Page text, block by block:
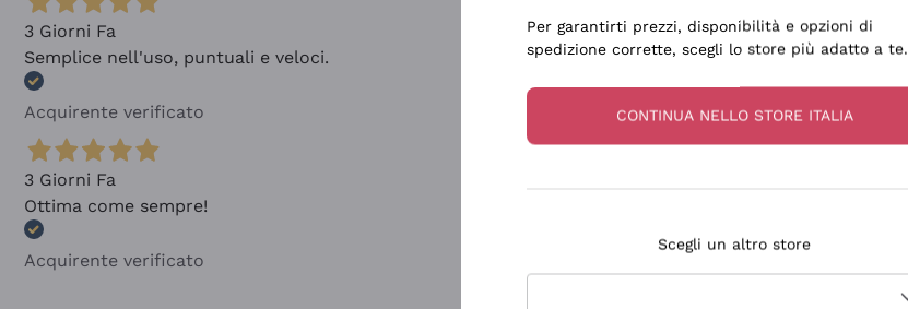
3 Giorni Fa
Semplice nell'uso, puntuali e veloci.
Acquirente verificato
3 Giorni Fa
Ottima come sempre!
Acquirente verificato
Per garantirti prezzi, disponibilità e opzioni di
spedizione corrette, scegli lo store più adatto a te.
CONTINUA NELLO STORE ITALIA
Scegli un altro store